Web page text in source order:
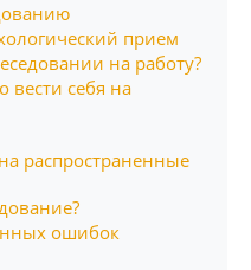
прием
на работу?
вести себя на
распространенные
ошибок